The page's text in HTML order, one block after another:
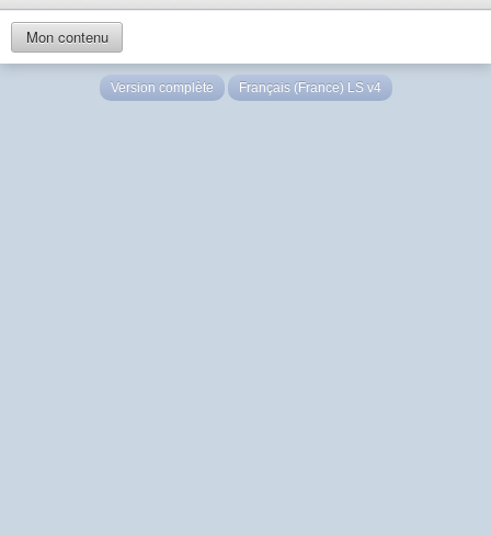
Mon contenu
Version complète Français (France) LS v4